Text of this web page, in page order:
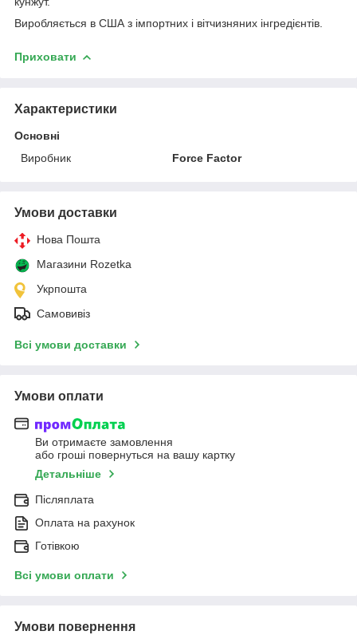
Виробляється в США з імпортних і вітчизняних інгредієнтів.
Приховати
Характеристики
Основні
Виробник
Force Factor
Умови доставки
Нова Пошта
Магазини Rozetka
Укрпошта
Самовивіз
Всі умови доставки
Умови оплати
Ви отримаєте замовлення
або гроші повернуться на вашу картку
Детальніше
Післяплата
Оплата на рахунок
Готівкою
Всі умови оплати
Умови повернення